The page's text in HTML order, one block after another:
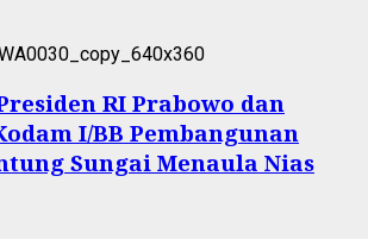
RI Prabowo dan
I/BB Pembangunan
Sungai Menaula Nias